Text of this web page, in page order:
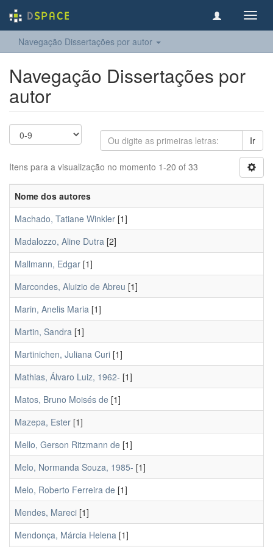
Navegação Dissertações por autor
Navegação Dissertações por
autor
Ir
Itens para a visualização no momento 1-20 of 33
Nome dos autores
Machado, Tatiane Winkler [1]
Madalozzo, Aline Dutra [2]
Mallmann, Edgar [1]
Marcondes, Aluizio de Abreu [1]
Marin, Anelis Maria [1]
Martin, Sandra [1]
Martinichen, Juliana Curi [1]
Mathias, Álvaro Luiz, 1962- [1]
Matos, Bruno Moisés de [1]
Mazepa, Ester [1]
Mello, Gerson Ritzmann de [1]
Melo, Normanda Souza, 1985- [1]
Melo, Roberto Ferreira de [1]
Mendes, Mareci [1]
Mendonça, Márcia Helena [1]